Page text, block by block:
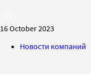
16 October 2023
Новости компаний